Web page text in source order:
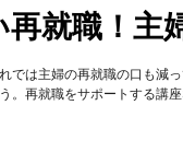
再就職！主
では主婦の再就職の口も減
。再就職をサポートする講座